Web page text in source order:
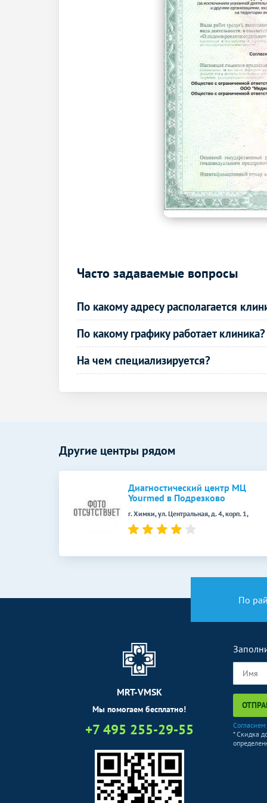
Рентген шейного отдела позвоночника
Рентген грудного отдела позвоночника
Рентген суставов и костей
Рентген плечевого сустава
Рентген локтевого сустава
Рентген лучезапястного сустава
Рентген коленного сустава
Рентген голеностопного сустава
Рентген плечевой кости
Рентген костей таза
Рентген костей носа
Рентген грудины
Эндоскопические методы
исследования
Кольпоскопия
Часто задаваемые вопросы
По какому адресу располагается
По какому графику работает клиника?
На чем специализируется?
Другие центры рядом
Диагностический центр МЦ
Yourmed в Подрезково
г. Химки, ул. Центральная, д. 4, корп. 1,
По
MRT-VMSK
Мы помогаем бесплатно!
+7 495 255-29-55
* Скидка